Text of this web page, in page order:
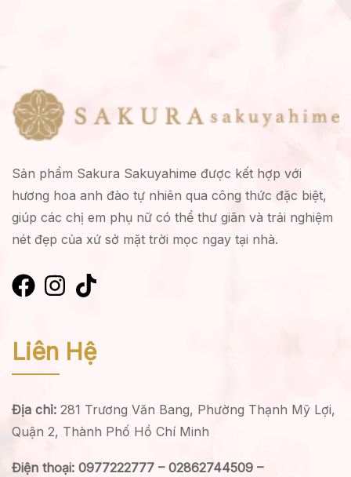
Sản phẩm Sakura Sakuyahime được kết hợp với
hương hoa anh đào tự nhiên qua công thức đặc biệt,
giúp các chị em phụ nữ có thể thư giãn và trải nghiệm
nét đẹp của xứ sở mặt trời mọc ngay tại nhà.
Liên Hệ
Địa chỉ: 281 Trương Văn Bang, Phường Thạnh Mỹ Lợi,
Quận 2, Thành Phố Hồ Chí Minh
Điện thoại: 0977222777 – 02862744509 –